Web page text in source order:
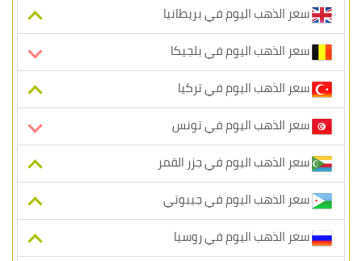
سعر الذهب اليوم في بريطانيا
سعر الذهب اليوم في بلجيكا
سعر الذهب اليوم في تركيا
سعر الذهب اليوم في تونس
سعر الذهب اليوم في جزر القمر
سعر الذهب اليوم في جيبوتي
سعر الذهب اليوم في روسيا